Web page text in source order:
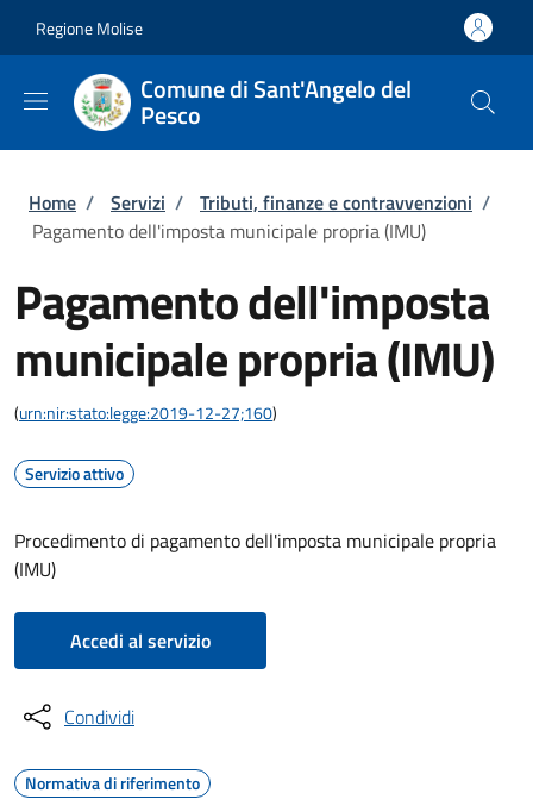
Regione Molise
Comune di Sant'Angelo del
Pesco
Briciole di pane
Home / Servizi / Tributi, finanze e contravvenzioni /
Pagamento dell'imposta municipale propria (IMU)
Pagamento dell'imposta
municipale propria (IMU)
(urn:nir:stato:legge:2019-12-27;160)
Servizio attivo
Procedimento di pagamento dell'imposta municipale propria
(IMU)
Accedi al servizio
Condividi
Normativa di riferimento